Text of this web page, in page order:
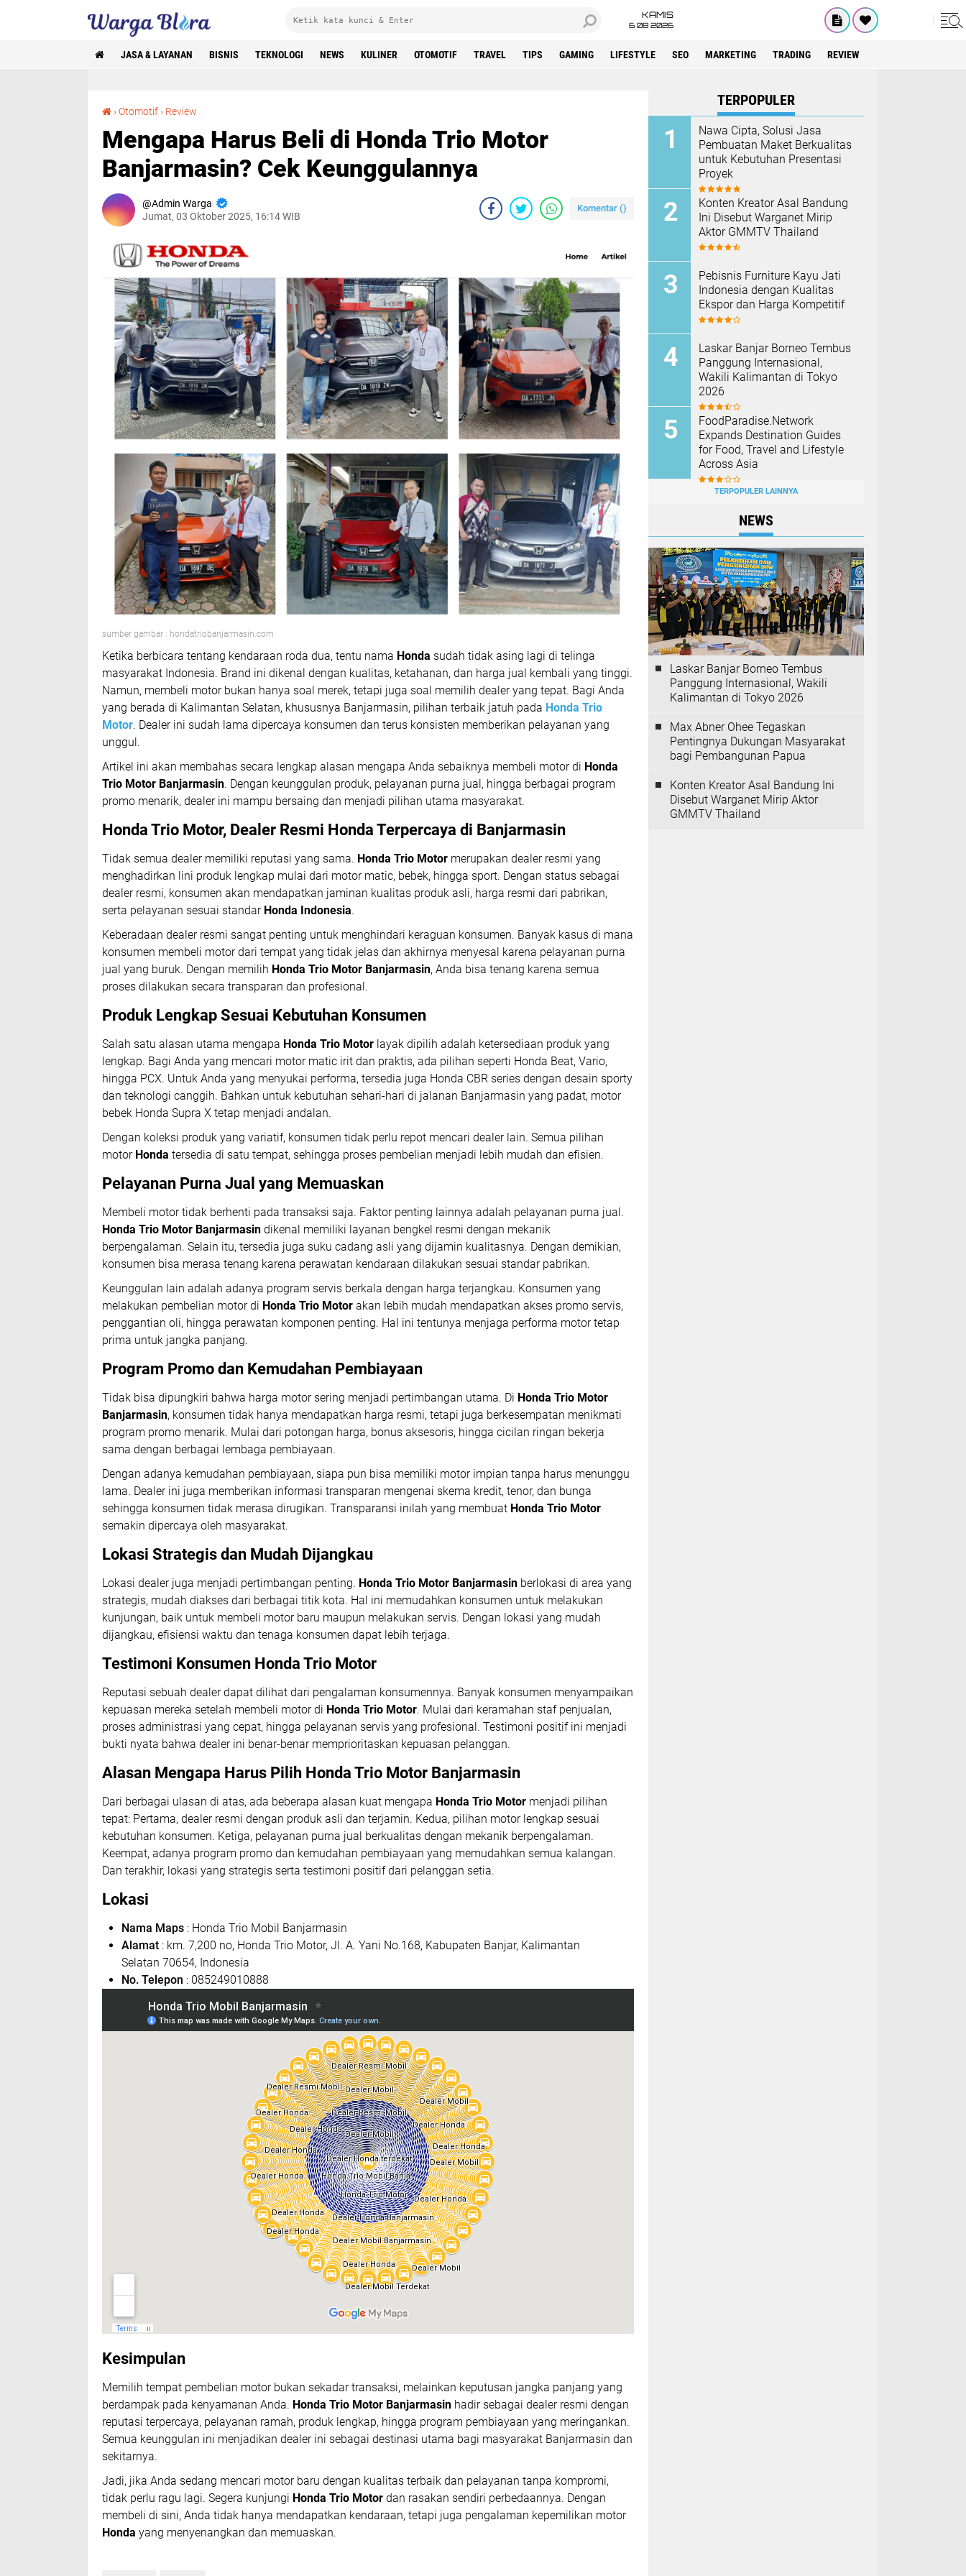
KAMIS
6 08 2026
JASA & LAYANAN BISNIS TEKNOLOGI NEWS KULINER OTOMOTIF TRAVEL TIPS GAMING LIFESTYLE SEO MARKETING TRADING REVIEW
›Otomotif › Review
Mengapa Harus Beli di Honda Trio Motor
Banjarmasin? Cek Keunggulannya
Admin Warga
Jumat, 03 Oktober 2025, 16:14 WIB
Komentar ()
sumber gambar : hondatriobanjarmasin.com
Ketika berbicara tentang kendaraan roda dua, tentu nama Honda sudah tidak asing lagi di telinga
masyarakat Indonesia. Brand ini dikenal dengan kualitas, ketahanan, dan harga jual kembali yang tinggi.
Namun, membeli motor bukan hanya soal merek, tetapi juga soal memilih dealer yang tepat. Bagi Anda
yang berada di Kalimantan Selatan, khususnya Banjarmasin, pilihan terbaik jatuh pada Honda Trio
Motor. Dealer ini sudah lama dipercaya konsumen dan terus konsisten memberikan pelayanan yang
unggul.
Artikel ini akan membahas secara lengkap alasan mengapa Anda sebaiknya membeli motor di Honda
Trio Motor Banjarmasin. Dengan keunggulan produk, pelayanan purna jual, hingga berbagai program
promo menarik, dealer ini mampu bersaing dan menjadi pilihan utama masyarakat.
Honda Trio Motor, Dealer Resmi Honda Terpercaya di Banjarmasin
Tidak semua dealer memiliki reputasi yang sama. Honda Trio Motor merupakan dealer resmi yang
menghadirkan lini produk lengkap mulai dari motor matic, bebek, hingga sport. Dengan status sebagai
dealer resmi, konsumen akan mendapatkan jaminan kualitas produk asli, harga resmi dari pabrikan,
serta pelayanan sesuai standar Honda Indonesia.
Keberadaan dealer resmi sangat penting untuk menghindari keraguan konsumen. Banyak kasus di mana
konsumen membeli motor dari tempat yang tidak jelas dan akhirnya menyesal karena pelayanan purna
jual yang buruk. Dengan memilih Honda Trio Motor Banjarmasin, Anda bisa tenang karena semua
proses dilakukan secara transparan dan profesional.
Produk Lengkap Sesuai Kebutuhan Konsumen
Salah satu alasan utama mengapa Honda Trio Motor layak dipilih adalah ketersediaan produk yang
lengkap. Bagi Anda yang mencari motor matic irit dan praktis, ada pilihan seperti Honda Beat, Vario,
hingga PCX. Untuk Anda yang menyukai performa, tersedia juga Honda CBR series dengan desain sporty
dan teknologi canggih. Bahkan untuk kebutuhan sehari-hari di jalanan Banjarmasin yang padat, motor
bebek Honda Supra X tetap menjadi andalan.
Dengan koleksi produk yang variatif, konsumen tidak perlu repot mencari dealer lain. Semua pilihan
motor Honda tersedia di satu tempat, sehingga proses pembelian menjadi lebih mudah dan efisien.
Pelayanan Purna Jual yang Memuaskan
Membeli motor tidak berhenti pada transaksi saja. Faktor penting lainnya adalah pelayanan purna jual.
Honda Trio Motor Banjarmasin dikenal memiliki layanan bengkel resmi dengan mekanik
berpengalaman. Selain itu, tersedia juga suku cadang asli yang dijamin kualitasnya. Dengan demikian,
konsumen bisa merasa tenang karena perawatan kendaraan dilakukan sesuai standar pabrikan.
Keunggulan lain adalah adanya program servis berkala dengan harga terjangkau. Konsumen yang
melakukan pembelian motor di Honda Trio Motor akan lebih mudah mendapatkan akses promo servis,
penggantian oli, hingga perawatan komponen penting. Hal ini tentunya menjaga performa motor tetap
prima untuk jangka panjang.
Program Promo dan Kemudahan Pembiayaan
Tidak bisa dipungkiri bahwa harga motor sering menjadi pertimbangan utama. Di Honda Trio Motor
Banjarmasin, konsumen tidak hanya mendapatkan harga resmi, tetapi juga berkesempatan menikmati
program promo menarik. Mulai dari potongan harga, bonus aksesoris, hingga cicilan ringan bekerja
sama dengan berbagai lembaga pembiayaan.
Dengan adanya kemudahan pembiayaan, siapa pun bisa memiliki motor impian tanpa harus menunggu
lama. Dealer ini juga memberikan informasi transparan mengenai skema kredit, tenor, dan bunga
sehingga konsumen tidak merasa dirugikan. Transparansi inilah yang membuat Honda Trio Motor
semakin dipercaya oleh masyarakat.
Lokasi Strategis dan Mudah Dijangkau
Lokasi dealer juga menjadi pertimbangan penting. Honda Trio Motor Banjarmasin berlokasi di area yang
strategis, mudah diakses dari berbagai titik kota. Hal ini memudahkan konsumen untuk melakukan
kunjungan, baik untuk membeli motor baru maupun melakukan servis. Dengan lokasi yang mudah
dijangkau, efisiensi waktu dan tenaga konsumen dapat lebih terjaga.
Testimoni Konsumen Honda Trio Motor
Reputasi sebuah dealer dapat dilihat dari pengalaman konsumennya. Banyak konsumen menyampaikan
kepuasan mereka setelah membeli motor di Honda Trio Motor. Mulai dari keramahan staf penjualan,
proses administrasi yang cepat, hingga pelayanan servis yang profesional. Testimoni positif ini menjadi
bukti nyata bahwa dealer ini benar-benar memprioritaskan kepuasan pelanggan.
Alasan Mengapa Harus Pilih Honda Trio Motor Banjarmasin
Dari berbagai ulasan di atas, ada beberapa alasan kuat mengapa Honda Trio Motor menjadi pilihan
tepat: Pertama, dealer resmi dengan produk asli dan terjamin. Kedua, pilihan motor lengkap sesuai
kebutuhan konsumen. Ketiga, pelayanan purna jual berkualitas dengan mekanik berpengalaman.
Keempat, adanya program promo dan kemudahan pembiayaan yang memudahkan semua kalangan.
Dan terakhir, lokasi yang strategis serta testimoni positif dari pelanggan setia.
Lokasi
Nama Maps : Honda Trio Mobil Banjarmasin
Alamat : km. 7,200 no, Honda Trio Motor, Jl. A. Yani No.168, Kabupaten Banjar, Kalimantan
Selatan 70654, Indonesia
No. Telepon : 085249010888
Kesimpulan
Memilih tempat pembelian motor bukan sekadar transaksi, melainkan keputusan jangka panjang yang
berdampak pada kenyamanan Anda. Honda Trio Motor Banjarmasin hadir sebagai dealer resmi dengan
reputasi terpercaya, pelayanan ramah, produk lengkap, hingga program pembiayaan yang meringankan.
Semua keunggulan ini menjadikan dealer ini sebagai destinasi utama bagi masyarakat Banjarmasin dan
sekitarnya.
Jadi, jika Anda sedang mencari motor baru dengan kualitas terbaik dan pelayanan tanpa kompromi,
tidak perlu ragu lagi. Segera kunjungi Honda Trio Motor dan rasakan sendiri perbedaannya. Dengan
membeli di sini, Anda tidak hanya mendapatkan kendaraan, tetapi juga pengalaman kepemilikan motor
Honda yang menyenangkan dan memuaskan.
TERPOPULER
Nawa Cipta, Solusi Jasa
Pembuatan Maket Berkualitas
untuk Kebutuhan Presentasi
Proyek
Konten Kreator Asal Bandung
Ini Disebut Warganet Mirip
Aktor GMMTV Thailand
Pebisnis Furniture Kayu Jati
Indonesia dengan Kualitas
Ekspor dan Harga Kompetitif
Laskar Banjar Borneo Tembus
Panggung Internasional,
Wakili Kalimantan di Tokyo
2026
FoodParadise.Network
Expands Destination Guides
for Food, Travel and Lifestyle
Across Asia
TERPOPULER LAINNYA
NEWS
Laskar Banjar Borneo Tembus
Panggung Internasional, Wakili
Kalimantan di Tokyo 2026
Max Abner Ohee Tegaskan
Pentingnya Dukungan Masyarakat
bagi Pembangunan Papua
Konten Kreator Asal Bandung Ini
Disebut Warganet Mirip Aktor
GMMTV Thailand